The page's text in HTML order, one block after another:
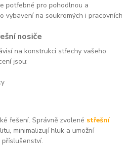
potřebné pro pohodlnou a
vybavení na soukromých i pracovních
nosiče
na konstrukci střechy vašeho
jsou:
řešení. Správně zvolené střešní
minimalizují hluk a umožní